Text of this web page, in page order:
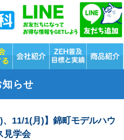
知らせ
、11/1(月)】錦町モデルハウ
見学会